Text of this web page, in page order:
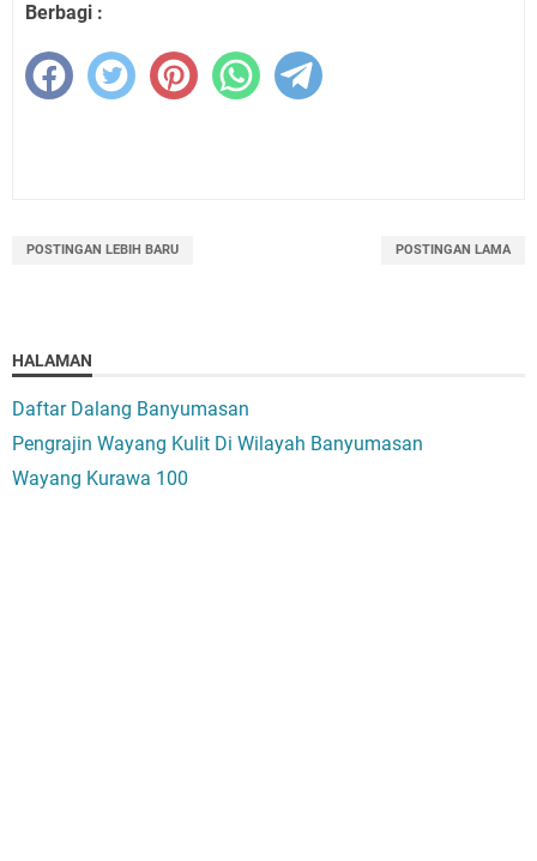
Berbagi :
POSTINGAN LEBIH BARU POSTINGAN LAMA
HALAMAN
Daftar Dalang Banyumasan
Pengrajin Wayang Kulit Di Wilayah Banyumasan
Wayang Kurawa 100